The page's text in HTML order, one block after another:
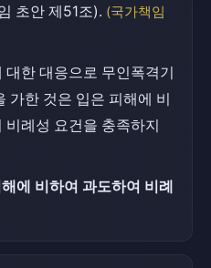
초안 제51조). (국가책임
대한 대응으로 무인폭격기
가한 것은 입은 피해에 비
비례성 요건을 충족하지
에 비하여 과도하여 비례